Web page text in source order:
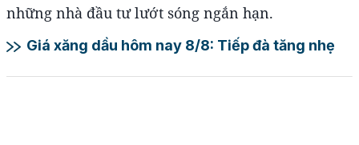
những nhà đầu tư lướt sóng ngắn hạn.
Giá xăng dầu hôm nay 8/8: Tiếp đà tăng nhẹ